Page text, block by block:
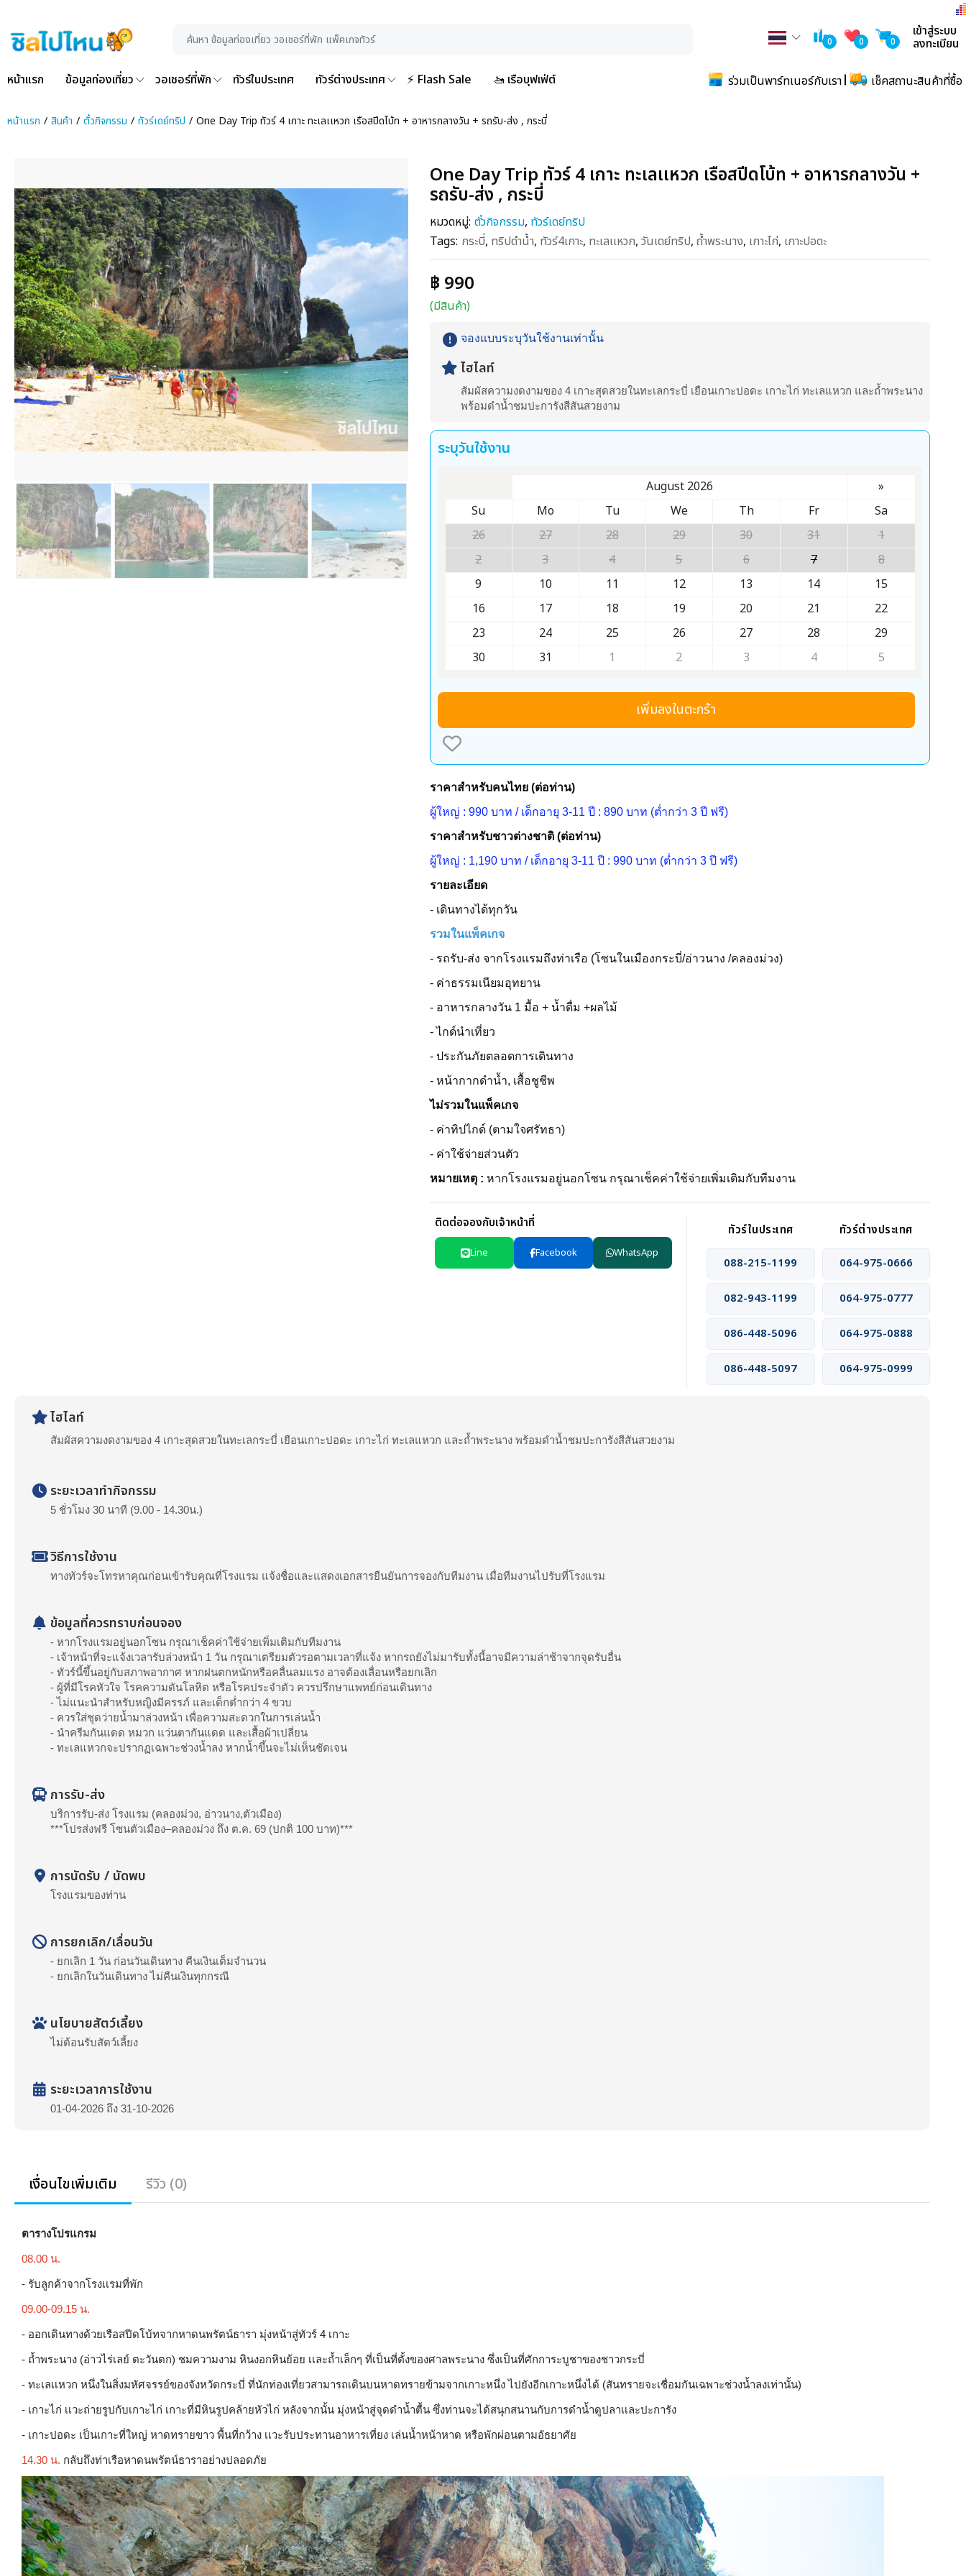
0 0 0
เข้าสู่ระบบ
ลงทะเบียน
หน้าแรก ข้อมูลท่องเที่ยว วอเชอร์ที่พัก ทัวร์ในประเทศ ทัวร์ต่างประเทศ ⚡ Flash Sale 🚤 เรือบุฟเฟ่ต์ ร่วมเป็นพาร์ทเนอร์กับเรา เช็คสถานะสินค้าที่ซื้อ
หน้าแรก สินค้า ตั๋วกิจกรรม ทัวร์เดย์ทริป One Day Trip ทัวร์ 4 เกาะ ทะเลเเหวก เรือสปีดโบ้ท + อาหารกลางวัน + รถรับ-ส่ง , กระบี่
One Day Trip ทัวร์ 4 เกาะ ทะเลเเหวก เรือสปีดโบ้ท + อาหารกลางวัน +
รถรับ-ส่ง , กระบี่
หมวดหมู่: ตั๋วกิจกรรม, ทัวร์เดย์ทริป
Tags: กระบี่, ทริปดำน้ำ, ทัวร์4เกาะ, ทะเลเเหวก, วันเดย์ทริป, ถ้ำพระนาง, เกาะไก่, เกาะปอดะ
฿ 990
(มีสินค้า)
จองแบบระบุวันใช้งานเท่านั้น
ไฮไลท์
สัมผัสความงดงามของ 4 เกาะสุดสวยในทะเลกระบี่ เยือนเกาะปอดะ เกาะไก่ ทะเลแหวก และถ้ำพระนาง
พร้อมดำน้ำชมปะการังสีสันสวยงาม
ระบุวันใช้งาน
August 2026
»
Su
Mo Tu We Th Fr
Sa
26
27 28 29 30 31
1
2
3 4 5 6 7
8
9
10 11 12 13 14
15
16
17 18 19 20 21
22
23
24 25 26 27 28
29
30
31 1 2 3 4 5
เพิ่มลงในตะกร้า
ราคาสำหรับคนไทย (ต่อท่าน)
ผู้ใหญ่ : 990 บาท / เด็กอายุ 3-11 ปี : 890 บาท (ต่ำกว่า 3 ปี ฟรี)
ราคาสำหรับชาวต่างชาติ (ต่อท่าน)
ผู้ใหญ่ : 1,190 บาท / เด็กอายุ 3-11 ปี : 990 บาท (ต่ำกว่า 3 ปี ฟรี)
รายละเอียด
- เดินทางได้ทุกวัน
รวมในแพ็คเกจ
- รถรับ-ส่ง จากโรงเเรมถึงท่าเรือ (โซนในเมืองกระบี่/อ่าวนาง /คลองม่วง)
- ค่าธรรมเนียมอุทยาน
- อาหารกลางวัน 1 มื้อ + น้ำดื่ม +ผลไม้
- ไกด์นำเที่ยว
- ประกันภัยตลอดการเดินทาง
- หน้ากากดำน้ำ, เสื้อชูชีพ
ไม่รวมในแพ็คเกจ
- ค่าทิปไกด์ (ตามใจศรัทธา)
- ค่าใช้จ่ายส่วนตัว
หมายเหตุ : หากโรงแรมอยู่นอกโซน กรุณาเช็คค่าใช้จ่ายเพิ่มเติมกับทีมงาน
ติดต่อจองกับเจ้าหน้าที่
Line Facebook WhatsApp
ทัวร์ในประเทศ
ทัวร์ต่างประเทศ
088-215-1199
064-975-0666
082-943-1199 064-975-0777
086-448-5096 064-975-0888
086-448-5097 064-975-0999
ไฮไลท์
สัมผัสความงดงามของ 4 เกาะสุดสวยในทะเลกระบี่ เยือนเกาะปอดะ เกาะไก่ ทะเลแหวก และถ้ำพระนาง พร้อมดำน้ำชมปะการังสีสันสวยงาม
ระยะเวลาทำกิจกรรม
5 ชั่วโมง 30 นาที (9.00 - 14.30น.)
วิธีการใช้งาน
ทางทัวร์จะโทรหาคุณก่อนเข้ารับคุณที่โรงแรม แจ้งชื่อและแสดงเอกสารยืนยันการจองกับทีมงาน เมื่อทีมงานไปรับที่โรงแรม
ข้อมูลที่ควรทราบก่อนจอง
- หากโรงแรมอยู่นอกโซน กรุณาเช็คค่าใช้จ่ายเพิ่มเติมกับทีมงาน
- เจ้าหน้าที่จะแจ้งเวลารับล่วงหน้า 1 วัน กรุณาเตรียมตัวรอตามเวลาที่แจ้ง หากรถยังไม่มารับทั้งนี้อาจมีความล่าช้าจากจุดรับอื่น
- ทัวร์นี้ขึ้นอยู่กับสภาพอากาศ หากฝนตกหนักหรือคลื่นลมแรง อาจต้องเลื่อนหรือยกเลิก
- ผู้ที่มีโรคหัวใจ โรคความดันโลหิต หรือโรคประจำตัว ควรปรึกษาแพทย์ก่อนเดินทาง
- ไม่แนะนำสำหรับหญิงมีครรภ์ และเด็กต่ำกว่า 4 ขวบ
- ควรใส่ชุดว่ายน้ำมาล่วงหน้า เพื่อความสะดวกในการเล่นน้ำ
- นำครีมกันแดด หมวก แว่นตากันแดด และเสื้อผ้าเปลี่ยน
- ทะเลแหวกจะปรากฏเฉพาะช่วงน้ำลง หากน้ำขึ้นจะไม่เห็นชัดเจน
การรับ-ส่ง
บริการรับ-ส่ง โรงแรม (คลองม่วง, อ่าวนาง,ตัวเมือง)
***โปรส่งฟรี โซนตัวเมือง–คลองม่วง ถึง ต.ค. 69 (ปกติ 100 บาท)***
การนัดรับ / นัดพบ
โรงแรมของท่าน
การยกเลิก/เลื่อนวัน
- ยกเลิก 1 วัน ก่อนวันเดินทาง คืนเงินเต็มจำนวน
- ยกเลิกในวันเดินทาง ไม่คืนเงินทุกกรณี
นโยบายสัตว์เลี้ยง
ไม่ต้อนรับสัตว์เลี้ยง
ระยะเวลาการใช้งาน
01-04-2026 ถึง 31-10-2026
เงื่อนไขเพิ่มเติม รีวิว (0)
ตารางโปรแกรม
08.00 น.
- รับลูกค้าจากโรงเเรมที่พัก
09.00-09.15 น.
- ออกเดินทางด้วยเรือสปีดโบ้ทจากหาดนพรัตน์ธารา มุ่งหน้าสู่ทัวร์ 4 เกาะ
- ถ้ำพระนาง (อ่าวไร่เลย์ ตะวันตก) ชมความงาม หินงอกหินย้อย เเละถ้ำเล็กๆ ที่เป็นที่ตั้งของศาลพระนาง ซึ่งเป็นที่ศักการะบูชาของชาวกระบี่
- ทะเลเเหวก หนึ่งในสิ่งมหัศจรรย์ของจังหวัดกระบี่ ที่นักท่องเที่ยวสามารถเดินบนหาดทรายข้ามจากเกาะหนึ่ง ไปยังอีกเกาะหนึ่งได้ (สันทรายจะเชื่อมกันเฉพาะช่วงน้ำลงเท่านั้น)
- เกาะไก่ เเวะถ่ายรูปกับเกาะไก่ เกาะที่มีหินรูปคล้ายหัวไก่ หลังจากนั้น มุ่งหน้าสู่จุดดำน้ำตื้น ซึ่งท่านจะได้สนุกสนานกับการดำน้ำดูปลาเเละปะการัง
- เกาะปอดะ เป็นเกาะที่ใหญ่ หาดทรายขาว พื้นที่กว้าง เเวะรับประทานอาหารเที่ยง เล่นน้ำหน้าหาด หรือพักผ่อนตามอัธยาศัย
14.30 น. กลับถึงท่าเรือหาดนพรัตน์ธาราอย่างปลอดภัย